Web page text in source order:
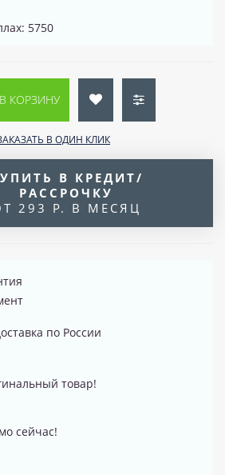
5750
В КОРЗИНУ
В ОДИН КЛИК
В КРЕДИТ/
РАССРОЧКУ
293 Р. В МЕСЯЦ
по России
товар!
сейчас!